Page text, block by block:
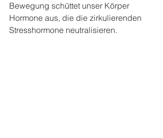
Bewegung schüttet unser Körper
Hormone aus, die die zirkulierenden
Stresshormone neutralisieren.